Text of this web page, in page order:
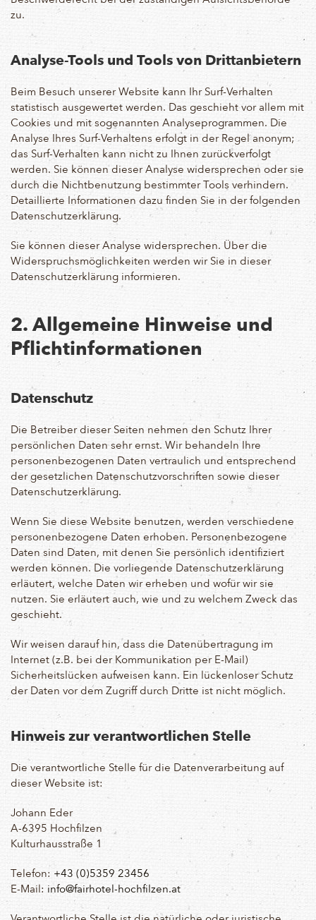
zu.
Analyse-Tools und Tools von Drittanbietern
Beim Besuch unserer Website kann Ihr Surf-Verhalten
statistisch ausgewertet werden. Das geschieht vor allem mit
Cookies und mit sogenannten Analyseprogrammen. Die
Analyse Ihres Surf-Verhaltens erfolgt in der Regel anonym;
das Surf-Verhalten kann nicht zu Ihnen zurückverfolgt
werden. Sie können dieser Analyse widersprechen oder sie
durch die Nichtbenutzung bestimmter Tools verhindern.
Detaillierte Informationen dazu finden Sie in der folgenden
Datenschutzerklärung.
Sie können dieser Analyse widersprechen. Über die
Widerspruchsmöglichkeiten werden wir Sie in dieser
Datenschutzerklärung informieren.
2. Allgemeine Hinweise und
Pflichtinformationen
Datenschutz
Die Betreiber dieser Seiten nehmen den Schutz Ihrer
persönlichen Daten sehr ernst. Wir behandeln Ihre
personenbezogenen Daten vertraulich und entsprechend
der gesetzlichen Datenschutzvorschriften sowie dieser
Datenschutzerklärung.
Wenn Sie diese Website benutzen, werden verschiedene
personenbezogene Daten erhoben. Personenbezogene
Daten sind Daten, mit denen Sie persönlich identifiziert
werden können. Die vorliegende Datenschutzerklärung
erläutert, welche Daten wir erheben und wofür wir sie
nutzen. Sie erläutert auch, wie und zu welchem Zweck das
geschieht.
Wir weisen darauf hin, dass die Datenübertragung im
Internet (z.B. bei der Kommunikation per E-Mail)
Sicherheitslücken aufweisen kann. Ein lückenloser Schutz
der Daten vor dem Zugriff durch Dritte ist nicht möglich.
Hinweis zur verantwortlichen Stelle
Die verantwortliche Stelle für die Datenverarbeitung auf
dieser Website ist:
Johann Eder
A-6395 Hochfilzen
Kulturhausstraße 1
Telefon: +43 (0)5359 23456
E-Mail: info@fairhotel-hochfilzen.at